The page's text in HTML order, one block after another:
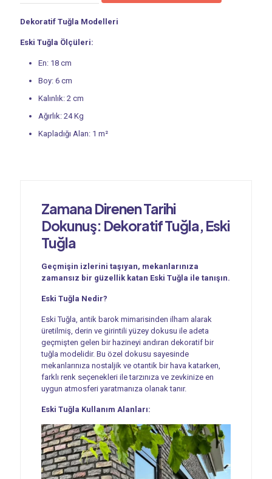
Tuğlası
Eski
100
Dekoratif Tuğla Modelleri
Eski Tuğla Ölçüleri:
En: 18 cm
Boy: 6 cm
Kalınlık: 2 cm
Ağırlık: 24 Kg
Kapladığı Alan: 1 m²
Zamana Direnen Tarihi
Dokunuş: Dekoratif Tuğla, Eski
Tuğla
Geçmişin izlerini taşıyan, mekanlarınıza
zamansız bir güzellik katan Eski Tuğla ile tanışın.
Eski Tuğla Nedir?
Eski Tuğla, antik barok mimarisinden ilham alarak
üretilmiş, derin ve girintili yüzey dokusu ile adeta
geçmişten gelen bir hazineyi andıran dekoratif bir
tuğla modelidir. Bu özel dokusu sayesinde
mekanlarınıza nostaljik ve otantik bir hava katarken,
farklı renk seçenekleri ile tarzınıza ve zevkinize en
uygun atmosferi yaratmanıza olanak tanır.
Eski Tuğla Kullanım Alanları: